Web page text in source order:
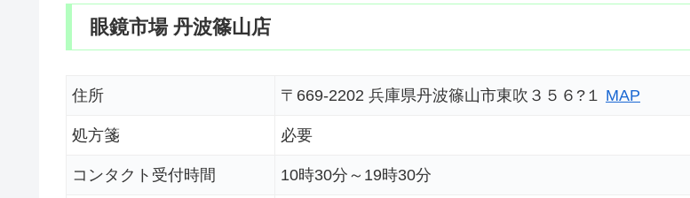
眼鏡市場 丹波篠山店
住所 〒669-2202 兵庫県丹波篠山市東吹３５６?１ MAP
処方箋 必要
コンタクト受付時間 10時30分～19時30分